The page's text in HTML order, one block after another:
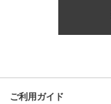
ご利用ガイド